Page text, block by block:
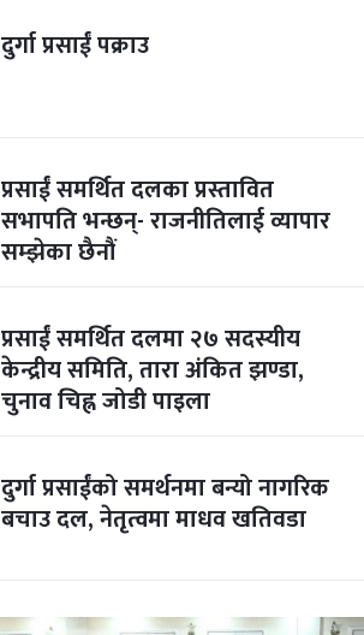
दुर्गा प्रसाईं पक्राउ
प्रसाईं समर्थित दलका प्रस्तावित
सभापति भन्छन्- राजनीतिलाई व्यापार
सम्झेका छैनौं
प्रसाईं समर्थित दलमा २७ सदस्यीय
केन्द्रीय समिति, तारा अंकित झण्डा,
चुनाव चिह्न जोडी पाइला
दुर्गा प्रसाईंको समर्थनमा बन्यो नागरिक
बचाउ दल, नेतृत्वमा माधव खतिवडा